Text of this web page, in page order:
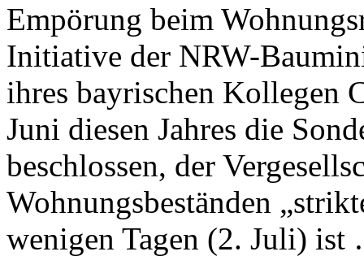
Empörung beim
Initiative der NRW-
ihres bayrischen Kollegen
Juni diesen Jahres die
beschlossen, der
Wohnungsbeständen
wenigen Tagen (2. Juli)